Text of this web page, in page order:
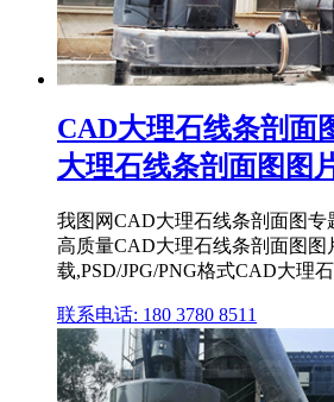
CAD大理石线条剖面
大理石线条剖面图图
我图网CAD大理石线条剖面图专
高质量CAD大理石线条剖面图图
载,PSD/JPG/PNG格式CAD大理
联系电话: 180 3780 8511